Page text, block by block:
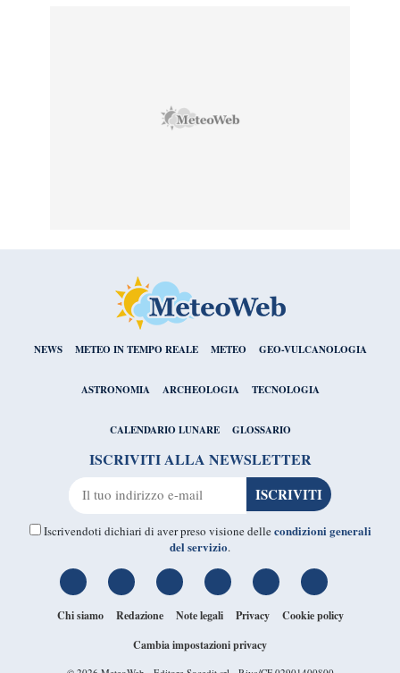
NEWS METEO IN TEMPO REALE METEO GEO-VULCANOLOGIA
ASTRONOMIA ARCHEOLOGIA TECNOLOGIA
CALENDARIO LUNARE GLOSSARIO
ISCRIVITI ALLA NEWSLETTER
Iscrivendoti dichiari di aver preso visione dellecondizioni generali
del servizio.
Chi siamo Redazione Note legali Privacy
Cookie policy
Cambia impostazioni privacy